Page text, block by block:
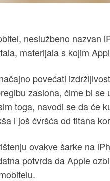
neslužbeno nazvan
materijala s kojim
povećati
zaslona, čime bi
toga, navodi se da će
i još čvršća od titana
ovakve šarke na
potvrda da Apple